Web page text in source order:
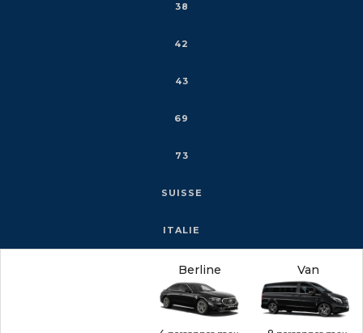
38
42
43
69
73
SUISSE
ITALIE
Berline Van